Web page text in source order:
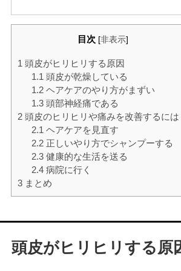
目次 [非表示]
1 頭皮がヒリヒリする原因
1.1 頭皮が乾燥している
1.2ヘアケアのやり方がまずい
1.3頭部神経痛である
2 頭皮のヒリヒリや痛みを改善するには
2.1 ヘアケアを見直す
2.2正しいやり方でシャンプーする
2.3健康的な生活を送る
2.4病院に行く
3 まとめ
頭皮がヒリヒリする原